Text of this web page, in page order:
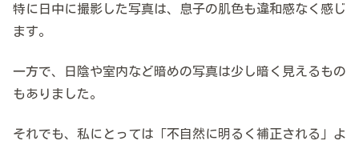
特に日中に撮影した写真は、息子の肌色も違和感なく感じ
ます。
一方で、日陰や室内など暗めの写真は少し暗く見えるもの
もありました。
それでも、私にとっては「不自然に明るく補正される」よ